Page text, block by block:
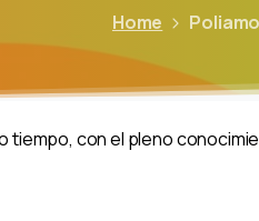
Home
tiempo, con el pleno